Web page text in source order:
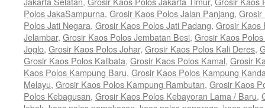
Polos JakaSampurna, Grosir Kaos Polos Jalan Panjang, Grosir
Polos Jati Negara, Grosir Kaos Polos Jati Padang, Grosir Kaos
Jelambar, Grosir Kaos Polos Jembatan Besi, Grosir Kaos
Joglo, Grosir Kaos Polos Johar, Grosir Kaos Polos Kali Deres,
Grosir Kaos Polos Kalibata, Grosir Kaos Polos Kamal, Grosir
Kaos Polos Kampung Baru, Grosir Kaos Polos Kampung
Melayu, Grosir Kaos Polos Kampung Rambutan, Grosir Kaos
Polos Kebagusan, Grosir Kaos Polos Kebayoran Lama / Baru,